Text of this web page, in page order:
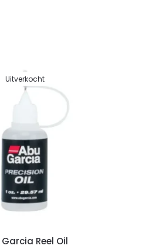
Uitverkocht
Reel Oil